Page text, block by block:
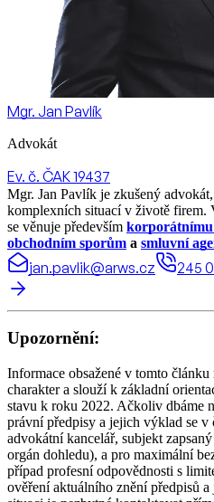
Mgr. Jan Pavlík
Advokát
Ev. č. ČAK 19437
Mgr. Jan Pavlík je zkušený
komplexních situací v životě
se věnuje především
obchodním sporům a smluvní
jan.pavlik@arws.cz 245
Upozornění:
Informace obsažené v tomto
charakter a slouží k základní
stavu k roku 2022. Ačkoliv dbáme
právní předpisy a jejich výklad se
advokátní kancelář, subjekt zapsaný
orgán dohledu), a pro maximální
případ profesní odpovědnosti s
ověření aktuálního znění předpisů